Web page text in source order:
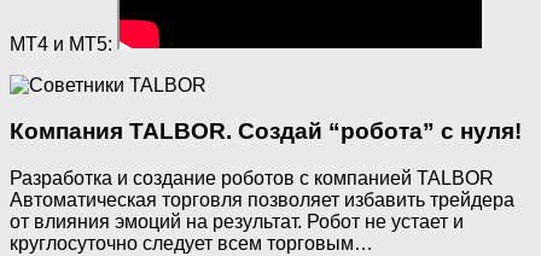
МТ4 и МТ5:
Компания TALBOR. Создай “робота” с нуля!
Разработка и создание роботов с компанией TALBOR
Автоматическая торговля позволяет избавить трейдера
от влияния эмоций на результат. Робот не устает и
круглосуточно следует всем торговым…